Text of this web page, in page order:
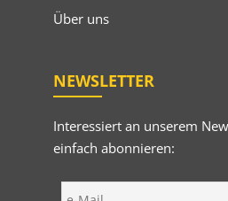
Über uns
NEWSLETTER
Interessiert an unserem
einfach abonnieren: